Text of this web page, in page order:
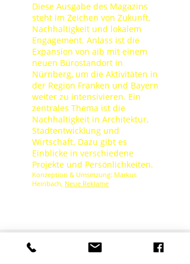
Diese Ausgabe des Magazins
steht im Zeichen von Zukunft,
Nachhaltigkeit und lokalem
Engagement. Anlass ist die
Expansion von aib mit einem
neuen Bürostandort in
Nürnberg, um die Aktivitäten in
der Region Franken und Bayern
weiter zu intensivieren. Ein
zentrales Thema ist die
Nachhaltigkeit in Architektur,
Stadtentwicklung und
Wirtschaft. Dazu gibt es
Einblicke in verschiedene
Projekte und Persönlichkeiten.
Konzeption & Umsetzung: Markus
Heinbach, Neue Reklame
Unser Team braucht Verstärkung.